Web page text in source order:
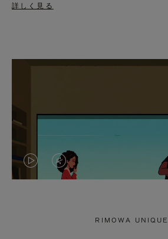
詳しく見る
VIDEOVIDEO
RIMOWA UNIQUE